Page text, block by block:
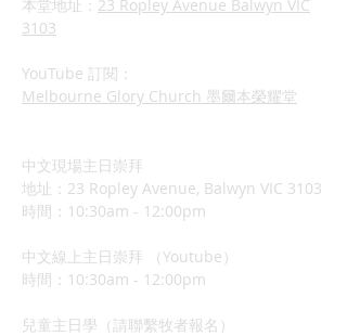
本堂地址： 23 Ropley Avenue Balwyn VIC
3103
YouTube 訂閱：
Melbourne Glory Church 墨爾本榮耀堂
中文現場主日崇拜
地址：23 Ropley Avenue, Balwyn VIC 3103
時間：10:30am - 12:00pm
中文線上主日崇拜 （Youtube）
時間：10:30am - 12:00pm
兒童主日學（請聯繫牧者報名）